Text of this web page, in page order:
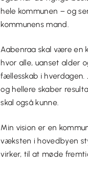
hele kommunen – og
kommunens mand.
Aabenraa skal være en
hvor alle, uanset alder
fællesskab i hverdagen.
og hellere skaber
skal også kunne.
Min vision er en
væksten i hovedbyen
virker, til at møde